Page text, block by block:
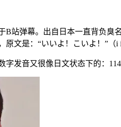
B站弹幕。出自日本一直背负臭
原文是：“いいよ！こいよ！”
字发音又很像日文状态下的：